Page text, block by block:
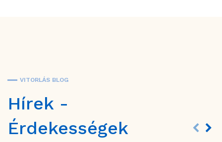
VITORLÁS BLOG
Hírek -
Érdekességek